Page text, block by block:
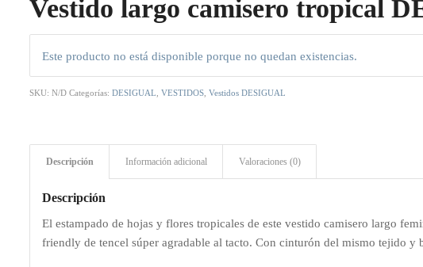
Vestido largo camisero tropical
Este producto no está disponible porque no quedan existencias.
SKU:N/D Categorías:DESIGUAL ,VESTIDOS ,Vestidos DESIGUAL
Descripción Información adicional Valoraciones (0)
Descripción
El estampado de hojas y flores tropicales de este vestido camisero largo
friendly de tencel súper agradable al tacto. Con cinturón del mismo tejido y